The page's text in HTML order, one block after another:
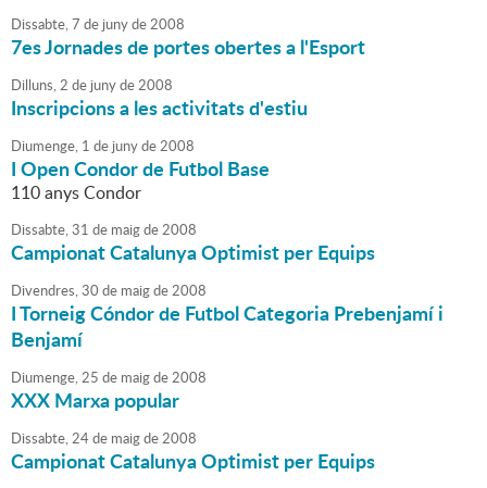
Dissabte,7 de junyde2008
7es Jornades de portes obertes a l'Esport
Dilluns,2 de junyde2008
Inscripcions a les activitats d'estiu
Diumenge, 1 de junyde2008
I Open Condor de Futbol Base
110 anys Condor
Dissabte,31 de maigde2008
Campionat Catalunya Optimist per Equips
Divendres,30 de maigde2008
I Torneig Cóndor de Futbol Categoria Prebenjamí i
Benjamí
Diumenge,25 de maigde2008
XXX Marxa popular
Dissabte,24de maigde2008
Campionat Catalunya Optimist per Equips